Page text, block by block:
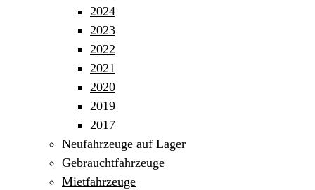
2024
2023
2022
2021
2020
2019
2017
Neufahrzeuge auf Lager
Gebrauchtfahrzeuge
Mietfahrzeuge